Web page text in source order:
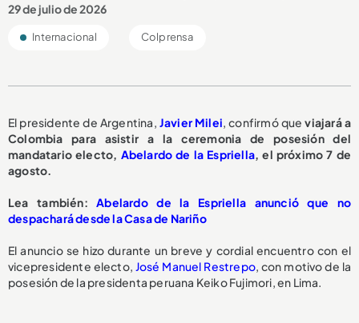
29 de julio de 2026
Internacional Colprensa
El presidente de Argentina, Javier Milei, confirmó queviajará a
Colombia para asistir a la ceremonia de posesión del
mandatario electo, Abelardo de la Espriella, el próximo 7 de
agosto.
Lea también:Abelardo de la Espriella anunció que no
despachará desde la Casa de Nariño
El anuncio se hizo durante un breve y cordial encuentro con el
vicepresidente electo, José Manuel Restrepo, con motivo de la
posesión de la presidenta peruana Keiko Fujimori, en Lima.